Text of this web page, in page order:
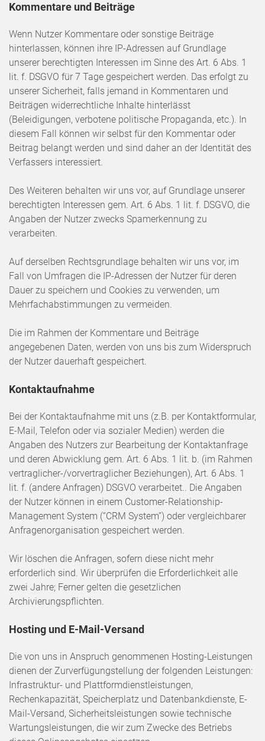
Kommentare und Beiträge
Wenn Nutzer Kommentare oder sonstige Beiträge
hinterlassen, können ihre IP-Adressen auf Grundlage
unserer berechtigten Interessen im Sinne des Art. 6 Abs. 1
lit. f. DSGVO für 7 Tage gespeichert werden. Das erfolgt zu
unserer Sicherheit, falls jemand in Kommentaren und
Beiträgen widerrechtliche Inhalte hinterlässt
(Beleidigungen, verbotene politische Propaganda, etc.). In
diesem Fall können wir selbst für den Kommentar oder
Beitrag belangt werden und sind daher an der Identität des
Verfassers interessiert.
Des Weiteren behalten wir uns vor, auf Grundlage unserer
berechtigten Interessen gem. Art. 6 Abs. 1 lit. f. DSGVO, die
Angaben der Nutzer zwecks Spamerkennung zu
verarbeiten.
Auf derselben Rechtsgrundlage behalten wir uns vor, im
Fall von Umfragen die IP-Adressen der Nutzer für deren
Dauer zu speichern und Cookies zu verwenden, um
Mehrfachabstimmungen zu vermeiden.
Die im Rahmen der Kommentare und Beiträge
angegebenen Daten, werden von uns bis zum Widerspruch
der Nutzer dauerhaft gespeichert.
Kontaktaufnahme
Bei der Kontaktaufnahme mit uns (z.B. per Kontaktformular,
E-Mail, Telefon oder via sozialer Medien) werden die
Angaben des Nutzers zur Bearbeitung der Kontaktanfrage
und deren Abwicklung gem. Art. 6 Abs. 1 lit. b. (im Rahmen
vertraglicher-/vorvertraglicher Beziehungen), Art. 6 Abs. 1
lit. f. (andere Anfragen) DSGVO verarbeitet.. Die Angaben
der Nutzer können in einem Customer-Relationship-
Management System (“CRM System”) oder vergleichbarer
Anfragenorganisation gespeichert werden.
Wir löschen die Anfragen, sofern diese nicht mehr
erforderlich sind. Wir überprüfen die Erforderlichkeit alle
zwei Jahre; Ferner gelten die gesetzlichen
Archivierungspflichten.
Hosting und E-Mail-Versand
Die von uns in Anspruch genommenen Hosting-Leistungen
dienen der Zurverfügungstellung der folgenden Leistungen:
Infrastruktur- und Plattformdienstleistungen,
Rechenkapazität, Speicherplatz und Datenbankdienste, E-
Mail-Versand, Sicherheitsleistungen sowie technische
Wartungsleistungen, die wir zum Zwecke des Betriebs